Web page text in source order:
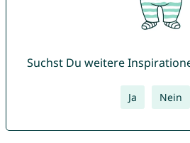
Suchst Du weitere
Ja Nein